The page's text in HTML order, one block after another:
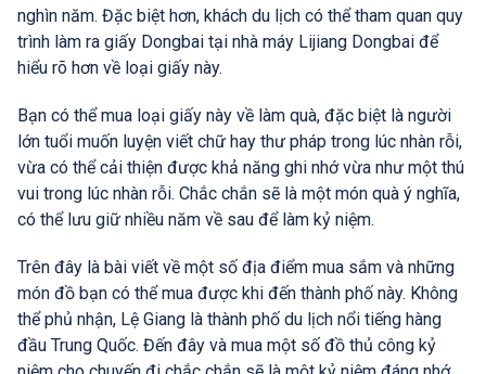
nghìn năm. Đặc biệt hơn, khách du lịch có thể tham quan quy
trình làm ra giấy Dongbai tại nhà máy Lijiang Dongbai để
hiểu rõ hơn về loại giấy này.
Bạn có thể mua loại giấy này về làm quà, đặc biệt là người
lớn tuổi muốn luyện viết chữ hay thư pháp trong lúc nhàn rỗi,
vừa có thể cải thiện được khả năng ghi nhớ vừa như một thú
vui trong lúc nhàn rỗi. Chắc chắn sẽ là một món quà ý nghĩa,
có thể lưu giữ nhiều năm về sau để làm kỷ niệm.
Trên đây là bài viết về một số địa điểm mua sắm và những
món đồ bạn có thể mua được khi đến thành phố này. Không
thể phủ nhận, Lệ Giang là thành phố du lịch nổi tiếng hàng
đầu Trung Quốc. Đến đây và mua một số đồ thủ công kỷ